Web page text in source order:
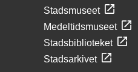
Stadsmuseet
Medeltidsmuseet
Stadsbiblioteket
Stadsarkivet